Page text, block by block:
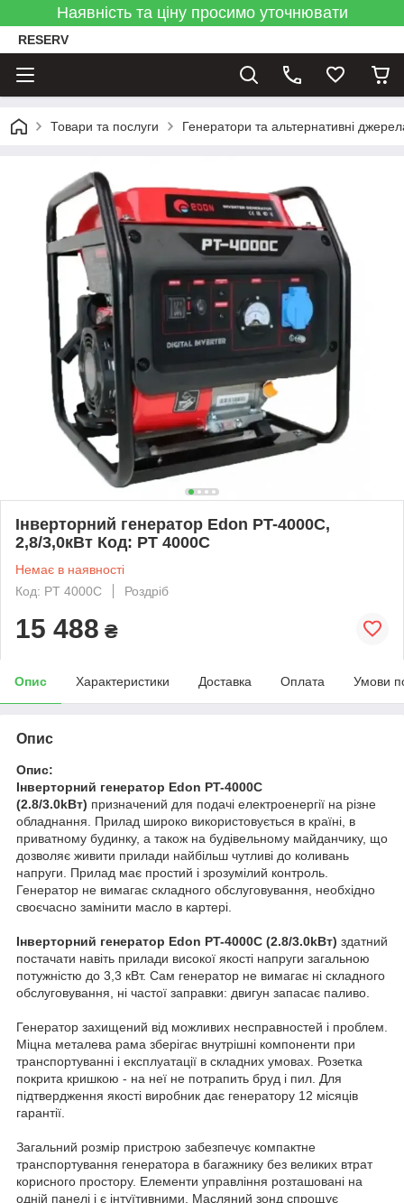
Наявність та ціну просимо уточнювати
RESERV
Товари та послуги Генератори та альтернативні
Інверторний генератор Edon PT-4000C,
2,8/3,0кВт Код: PT 4000C
Немає в наявності
Код: PT 4000C
Роздріб
15 488 ₴
Опис Характеристики Доставка Оплата Умови
Опис
Опис:
Інверторний генератор Edon PT-4000C
(2.8/3.0kВт) призначений для подачі електроенергії на різне
обладнання. Прилад широко використовується в країні, в
приватному будинку, а також на будівельному майданчику, що
дозволяє живити прилади найбільш чутливі до коливань
напруги. Прилад має простий і зрозумілий контроль.
Генератор не вимагає складного обслуговування, необхідно
своєчасно замінити масло в картері.
Інверторний генератор Edon PT-4000C (2.8/3.0kВт) здатний
постачати навіть прилади високої якості напруги загальною
потужністю до 3,3 кВт. Сам генератор не вимагає ні складного
обслуговування, ні частої заправки: двигун запасає паливо.
Генератор захищений від можливих несправностей і проблем.
Міцна металева рама зберігає внутрішні компоненти при
транспортуванні і експлуатації в складних умовах. Розетка
покрита кришкою - на неї не потрапить бруд і пил. Для
підтвердження якості виробник дає генератору 12 місяців
гарантії.
Загальний розмір пристрою забезпечує компактне
транспортування генератора в багажнику без великих втрат
корисного простору. Елементи управління розташовані на
одній панелі і є інтуїтивними. Масляний зонд спрощує